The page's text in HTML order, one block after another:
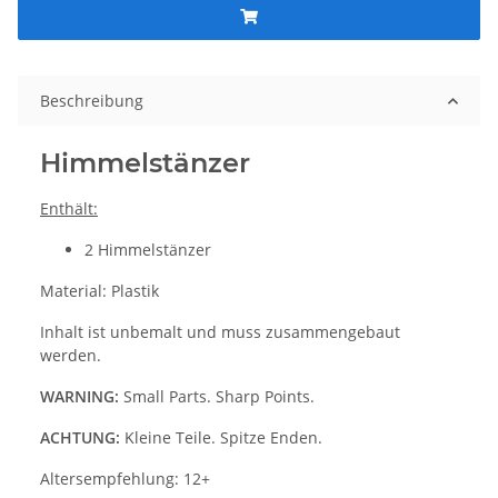
Beschreibung
Himmelstänzer
Enthält:
2 Himmelstänzer
Material: Plastik
Inhalt ist unbemalt und muss zusammengebaut
werden.
WARNING: Small Parts. Sharp Points.
ACHTUNG: Kleine Teile. Spitze Enden.
Altersempfehlung: 12+